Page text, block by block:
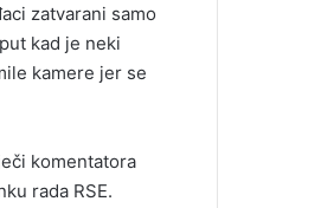
zatvarani samo
kad je neki
kamere jer se
komentatora
rada RSE.